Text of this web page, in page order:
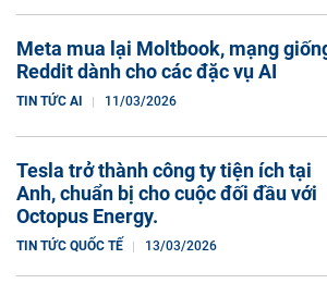
Meta mua lại Moltbook, mạng
Reddit dành cho các đặc vụ AI
TIN TỨC AI 11/03/2026
Tesla trở thành công ty tiện ích tại
Anh, chuẩn bị cho cuộc đối đầu với
Octopus Energy.
TIN TỨC QUỐC TẾ 13/03/2026